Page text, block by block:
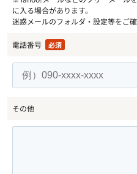
に入る場合があります。
迷惑メールのフォルダ・設定等をご確
電話番号 必須
その他